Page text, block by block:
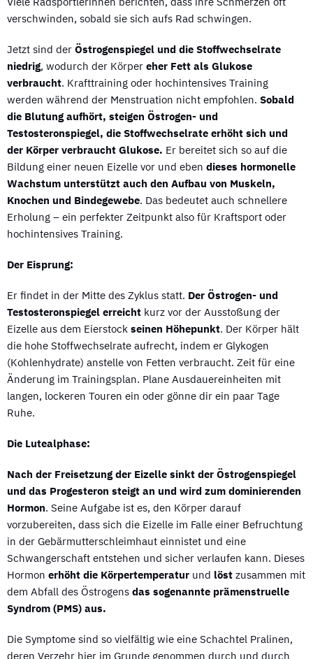
verschwinden, sobald sie sich aufs Rad schwingen.
Jetzt sind der Östrogenspiegel und die Stoffwechselrate
niedrig, wodurch der Körper eher Fett als Glukose
verbraucht. Krafttraining oder hochintensives Training
werden während der Menstruation nicht empfohlen. Sobald
die Blutung aufhört, steigen Östrogen- und
Testosteronspiegel, die Stoffwechselrate erhöht sich und
der Körper verbraucht Glukose. Er bereitet sich so auf die
Bildung einer neuen Eizelle vor und eben dieses hormonelle
Wachstum unterstützt auch den Aufbau von Muskeln,
Knochen und Bindegewebe. Das bedeutet auch schnellere
Erholung – ein perfekter Zeitpunkt also für Kraftsport oder
hochintensives Training.
Der Eisprung:
Er findet in der Mitte des Zyklus statt. Der Östrogen- und
Testosteronspiegel erreicht kurz vor der Ausstoßung der
Eizelle aus dem Eierstock seinen Höhepunkt. Der Körper hält
die hohe Stoffwechselrate aufrecht, indem er Glykogen
(Kohlenhydrate) anstelle von Fetten verbraucht. Zeit für eine
Änderung im Trainingsplan. Plane Ausdauereinheiten mit
langen, lockeren Touren ein oder gönne dir ein paar Tage
Ruhe.
Die Lutealphase:
Nach der Freisetzung der Eizelle sinkt der Östrogenspiegel
und das Progesteron steigt an und wird zum dominierenden
Hormon. Seine Aufgabe ist es, den Körper darauf
vorzubereiten, dass sich die Eizelle im Falle einer Befruchtung
in der Gebärmutterschleimhaut einnistet und eine
Schwangerschaft entstehen und sicher verlaufen kann. Dieses
Hormon erhöht die Körpertemperatur und löst zusammen mit
dem Abfall des Östrogens das sogenannte prämenstruelle
Syndrom (PMS) aus.
Die Symptome sind so vielfältig wie eine Schachtel Pralinen,
deren Verzehr hier im Grunde genommen durch und durch